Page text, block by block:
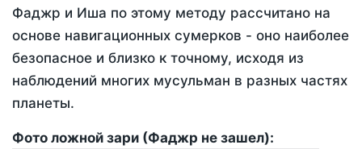
Фаджр и Иша по этому методу рассчитано на
основе навигационных сумерков - оно наиболее
безопасное и близко к точному, исходя из
наблюдений многих мусульман в разных частях
планеты.
Фото ложной зари (Фаджр не зашел):